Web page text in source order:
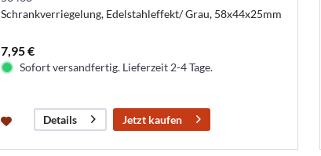
Schrankverriegelung, Edelstahleffekt/ Grau, 58x44x25mm
7,95 €
Sofort versandfertig. Lieferzeit 2-4 Tage.
Details Jetzt kaufen